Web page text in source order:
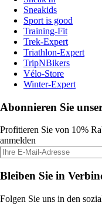
Sneakids
Sport is good
Training-Fit
Trek-Expert
Triathlon-Expert
TripNBikers
Vélo-Store
Winter-Expert
Abonnieren Sie
Profitieren Sie von 10%
anmelden
Bleiben Sie in
Folgen Sie uns in den